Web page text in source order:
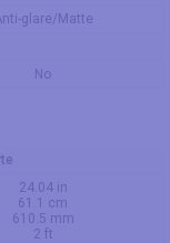
glare/Matte
No
24.04 in
61.1 cm
610.5 mm
2 ft